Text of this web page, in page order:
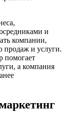
и
компании,
продаж и услуги.
помогает
а компания